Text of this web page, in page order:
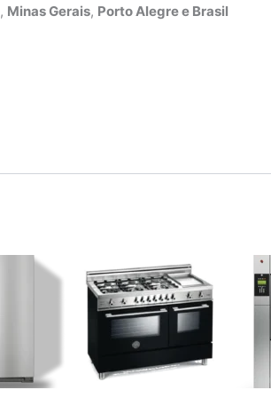
, Minas Gerais, Porto Alegre e Brasil